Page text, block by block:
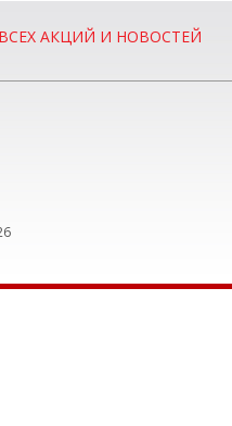
АКЦИЙ И НОВОСТЕЙ